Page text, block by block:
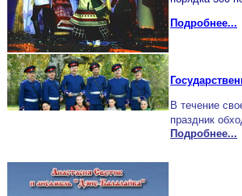
Подробнее...
В течение
праздник
Подробнее...